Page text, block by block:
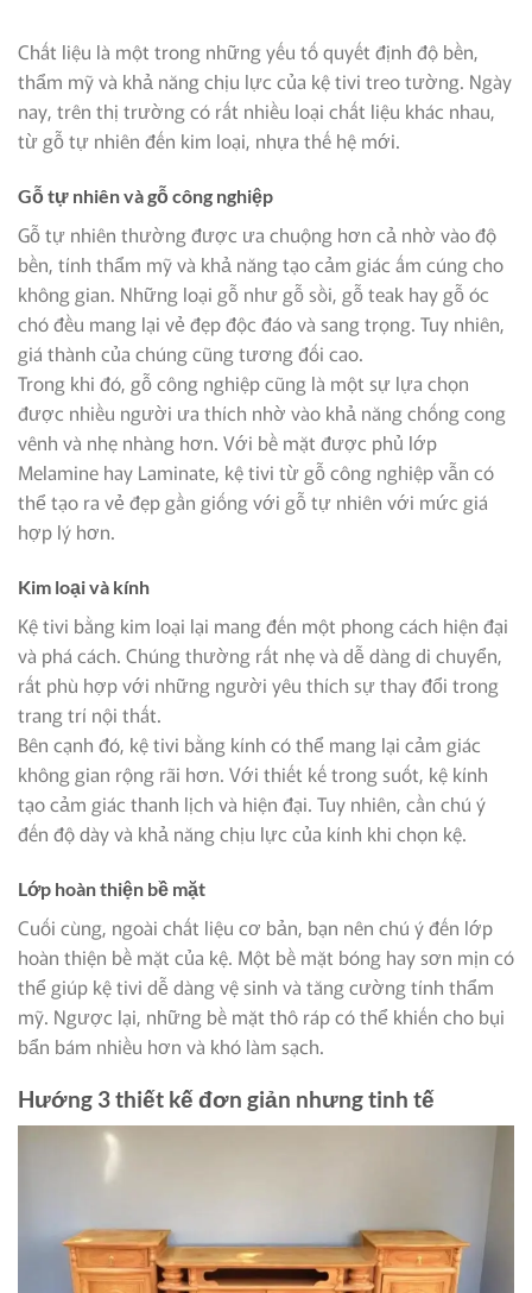
Chất liệu là một trong những yếu tố quyết định độ bền,
thẩm mỹ và khả năng chịu lực của kệ tivi treo tường. Ngày
nay, trên thị trường có rất nhiều loại chất liệu khác nhau,
từ gỗ tự nhiên đến kim loại, nhựa thế hệ mới.
Gỗ tự nhiên và gỗ công nghiệp
Gỗ tự nhiên thường được ưa chuộng hơn cả nhờ vào độ
bền, tính thẩm mỹ và khả năng tạo cảm giác ấm cúng cho
không gian. Những loại gỗ như gỗ sồi, gỗ teak hay gỗ óc
chó đều mang lại vẻ đẹp độc đáo và sang trọng. Tuy nhiên,
giá thành của chúng cũng tương đối cao.
Trong khi đó, gỗ công nghiệp cũng là một sự lựa chọn
được nhiều người ưa thích nhờ vào khả năng chống cong
vênh và nhẹ nhàng hơn. Với bề mặt được phủ lớp
Melamine hay Laminate, kệ tivi từ gỗ công nghiệp vẫn có
thể tạo ra vẻ đẹp gần giống với gỗ tự nhiên với mức giá
hợp lý hơn.
Kim loại và kính
Kệ tivi bằng kim loại lại mang đến một phong cách hiện đại
và phá cách. Chúng thường rất nhẹ và dễ dàng di chuyển,
rất phù hợp với những người yêu thích sự thay đổi trong
trang trí nội thất.
Bên cạnh đó, kệ tivi bằng kính có thể mang lại cảm giác
không gian rộng rãi hơn. Với thiết kế trong suốt, kệ kính
tạo cảm giác thanh lịch và hiện đại. Tuy nhiên, cần chú ý
đến độ dày và khả năng chịu lực của kính khi chọn kệ.
Lớp hoàn thiện bề mặt
Cuối cùng, ngoài chất liệu cơ bản, bạn nên chú ý đến lớp
hoàn thiện bề mặt của kệ. Một bề mặt bóng hay sơn mịn có
thể giúp kệ tivi dễ dàng vệ sinh và tăng cường tính thẩm
mỹ. Ngược lại, những bề mặt thô ráp có thể khiến cho bụi
bẩn bám nhiều hơn và khó làm sạch.
Hướng 3 thiết kế đơn giản nhưng tinh tế